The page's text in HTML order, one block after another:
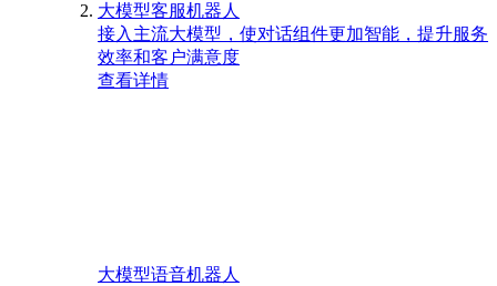
大模型客服机器人
接入主流大模型，使对话组件更加智能，提升服务
效率和客户满意度
查看详情
大模型语音机器人